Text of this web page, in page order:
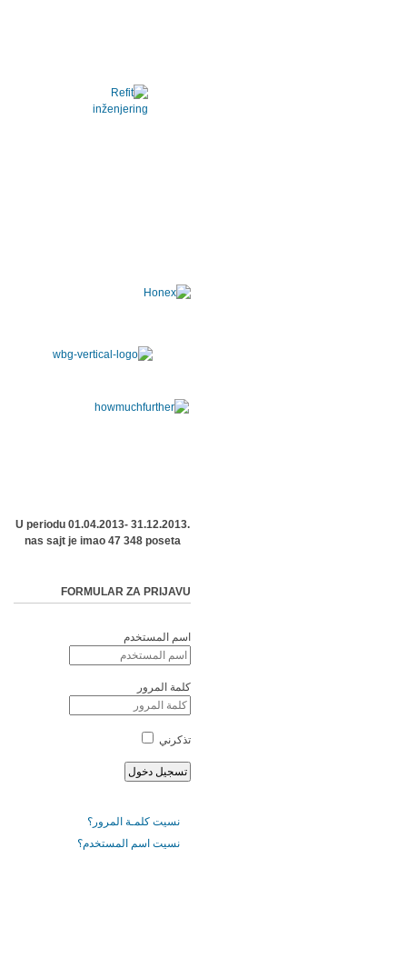
U periodu 01.04.2013- 31.12.2013.
nas sajt je imao 47 348 poseta
FORMULAR ZA PRIJAVU
اسم المستخدم
كلمة المرور
تذكرني
نسيت كلمـة المرور؟
نسيت اسم المستخدم؟